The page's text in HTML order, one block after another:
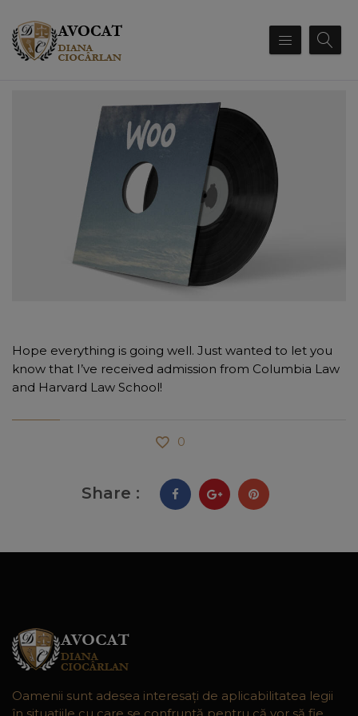
Hope everything is going well. Just wanted to let you
know that I’ve received admission from Columbia Law
and Harvard Law School!
0
Share :
Oamenii sunt adesea interesaţi de aplicabilitatea legii